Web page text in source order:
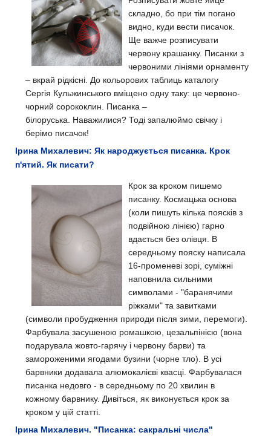
складно, бо при тім погано
видно, куди вести писачок.
Ще важче розписувати
червону крашанку. Писанки з
червоними лініями орнаменту
– вкрай рідкісні. До кольорових таблиць каталогу
Сергія Кульжинського вміщено одну таку: це червоно-
чорний сорококлин. Писанка –
білоруська. Наважилися? Тоді запалюймо свічку і
берімо писачок!
Ірина Михалевич: Як народжується писанка. Крок
п'ятий. Як писати?
Крок за кроком пишемо
писанку. Космацька основа
(коли пишуть кілька поясків з
подвійною лінією) гарно
вдається без олівця. В
середньому пояску написала
16-променеві зорі, суміжні
наповнила сильними
символами - "баранячими
ріжками" та завитками
(символи пробудження природи після зими, перемоги).
Фарбувала засушеною ромашкою, цезальпінією (вона
подарувала жовто-гарячу і червону барви) та
замороженими ягодами бузини (чорне тло). В усі
барвники додавала алюмокалієві квасці. Фарбувалася
писанка недовго - в середньому по 20 хвилин в
кожному барвнику. Дивіться, як виконується крок за
кроком у цій статті.
Ірина Михалевич. "Писанка: сакральні числа"